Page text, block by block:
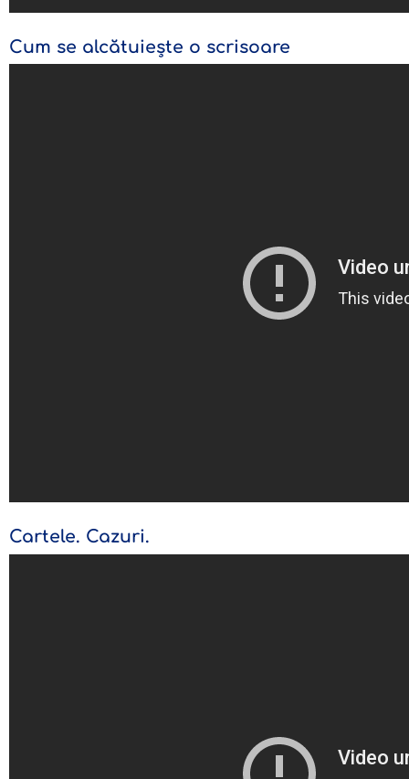
Cum se alcătuiește o scrisoare
Cartele. Cazuri.